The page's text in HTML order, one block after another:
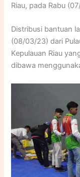
Riau, pada Rabu
Distribusi bantuan
(08/03/23) dari
Kepulauan Riau
dibawa